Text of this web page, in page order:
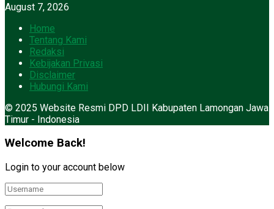
August 7, 2026
Home
Tentang Kami
Redaksi
Kebijakan Privasi
Disclaimer
Hubungi Kami
© 2025 Website Resmi DPD LDII Kabupaten Lamongan Jawa
Timur - Indonesia
Welcome Back!
Login to your account below